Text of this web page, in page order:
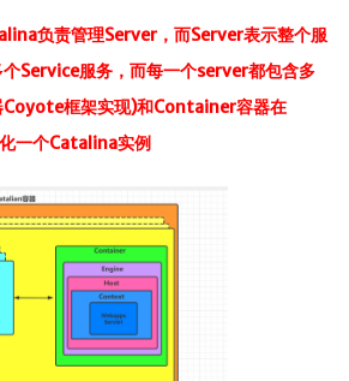
负责管理Server，而Server表示整个服
Service服务，而每一个server都包含多
框架实现)和Container容器在
一个Catalina实例